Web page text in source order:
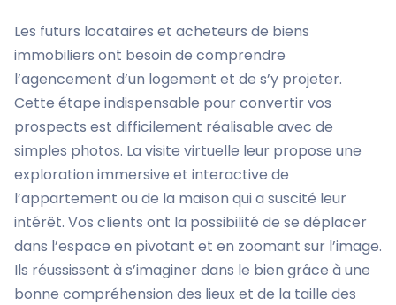
Les futurs locataires et acheteurs de biens
immobiliers ont besoin de comprendre
l’agencement d’un logement et de s’y projeter.
Cette étape indispensable pour convertir vos
prospects est difficilement réalisable avec de
simples photos. La visite virtuelle leur propose une
exploration immersive et interactive de
l’appartement ou de la maison qui a suscité leur
intérêt. Vos clients ont la possibilité de se déplacer
dans l’espace en pivotant et en zoomant sur l’image.
Ils réussissent à s’imaginer dans le bien grâce à une
bonne compréhension des lieux et de la taille des